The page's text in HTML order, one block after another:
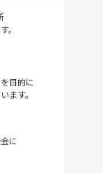
。
目的に
ます。
に